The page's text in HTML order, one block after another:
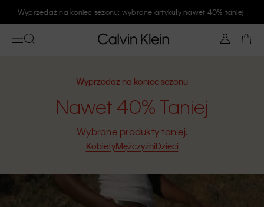
Zapisz się na newsletter Calvin Klein i zyskaj rabat 10%
Wyprzedaż na koniec sezonu
Nawet 40% Taniej
Wybrane produkty taniej.
KobietyMężczyźniDzieci